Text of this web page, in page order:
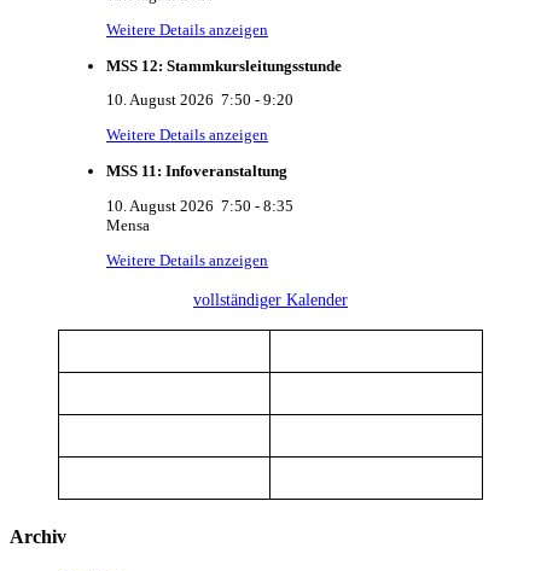
Weitere Details anzeigen
MSS 12: Stammkursleitungsstunde
10. August 2026 7:50 - 9:20
Weitere Details anzeigen
MSS 11: Infoveranstaltung
10. August 2026 7:50 - 8:35
Mensa
Weitere Details anzeigen
vollständiger Kalender
Archiv